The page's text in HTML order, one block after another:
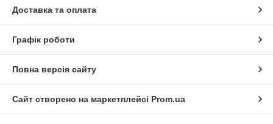
Доставка та оплата
Графік роботи
Повна версія сайту
Сайт створено на маркетплейсі Prom.ua